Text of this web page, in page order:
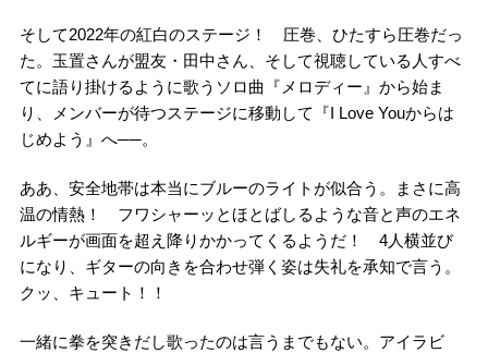
そして2022年の紅白のステージ！ 圧巻、ひたすら圧巻だっ
た。玉置さんが盟友・田中さん、そして視聴している人すべ
てに語り掛けるように歌うソロ曲『メロディー』から始ま
り、メンバーが待つステージに移動して『I Love Youからは
じめよう』へ──。
ああ、安全地帯は本当にブルーのライトが似合う。まさに高
温の情熱！ フワシャーッとほとばしるような音と声のエネ
ルギーが画面を超え降りかかってくるようだ！ 4人横並び
になり、ギターの向きを合わせ弾く姿は失礼を承知で言う。
クッ、キュート！！
一緒に拳を突きだし歌ったのは言うまでもない。アイラビ